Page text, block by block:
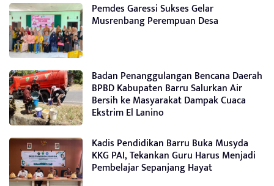
Pemdes Garessi Sukses Gelar
Musrenbang Perempuan Desa
Badan Penanggulangan Bencana Daerah
BPBD Kabupaten Barru Salurkan Air
Bersih ke Masyarakat Dampak Cuaca
Ekstrim El Lanino
Kadis Pendidikan Barru Buka Musyda
KKG PAI, Tekankan Guru Harus Menjadi
Pembelajar Sepanjang Hayat